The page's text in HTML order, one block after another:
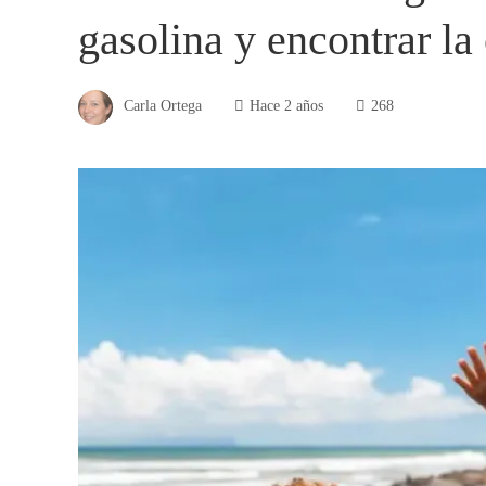
gasolina y encontrar la
Carla Ortega Hace 2 años 268